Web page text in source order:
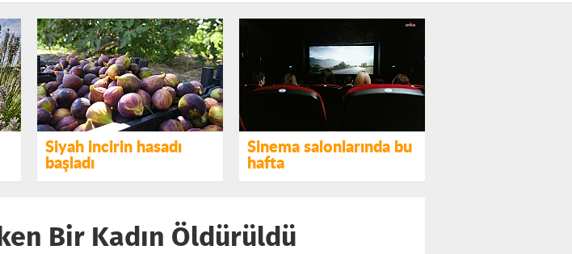
Siyah incirin hasadı
başladı
Sinema salonlarında bu
hafta
Bir Kadın Öldürüldü